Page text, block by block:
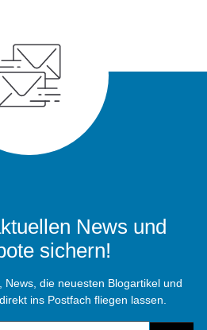
News und
sichern!
News, die neuesten Blogartikel und
ins Postfach fliegen lassen.